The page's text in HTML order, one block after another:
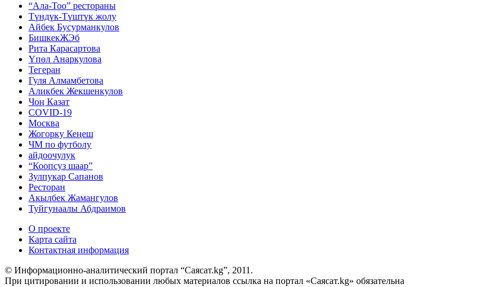
“Ала-Тоо” рестораны
Түндүк-Түштүк жолу
Айбек Бусурманкулов
БишкекЖЭб
Рита Карасартова
Үпөл Анаркулова
Тегеран
Гуля Алмамбетова
Аликбек Жекшенкулов
Чоң Казат
COVID-19
Москва
Жогорку Кеңеш
ЧМ по футболу
айдоочулук
“Коопсуз шаар”
Зулпукар Сапанов
Ресторан
Акылбек Жамангулов
Туйгунаалы Абдраимов
О проекте
Карта сайта
Контактная информация
© Информационно-аналитический портал “Саясат.kg”, 2011.
При цитировании и использовании любых материалов ссылка на портал «Саясат.kg» обязательна